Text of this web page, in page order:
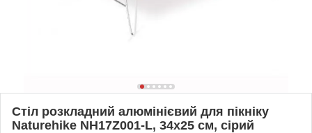
Стіл розкладний алюмінієвий для пікніку
Naturehike NH17Z001-L, 34х25 см, сірий